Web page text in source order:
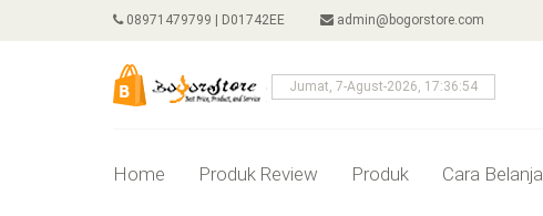
08971479799 | D01742EE admin@bogorstore.com
Jumat, 7-Agust-2026, 17:36:55
Home Produk Review Produk Cara Belanja